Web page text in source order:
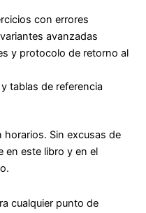
con errores
avanzadas
y protocolo de retorno al
y tablas de referencia
horarios. Sin excusas de
en este libro y en el
cualquier punto de